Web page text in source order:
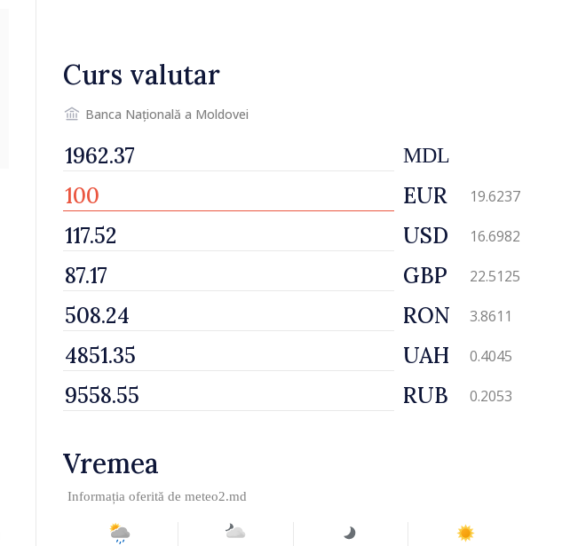
Curs valutar
Banca Națională a Moldovei
MDL
EUR 19.6237
USD 16.6982
GBP 22.5125
RON 3.8611
UAH 0.4045
RUB 0.2053
Vremea
Informația oferită de meteo2.md